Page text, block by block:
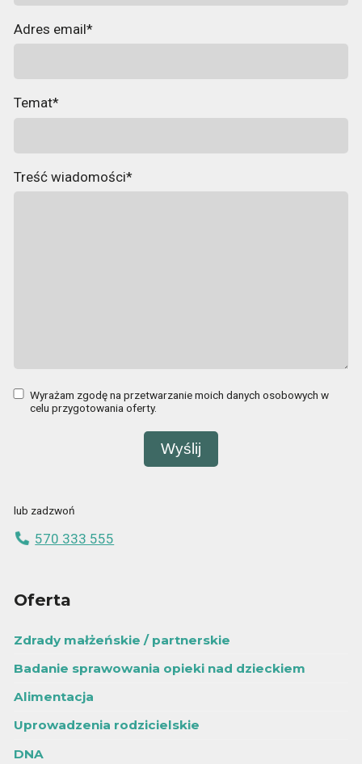
Adres email*
Temat*
Treść wiadomości*
Wyrażam zgodę na przetwarzanie moich danych osobowych w
celu przygotowania oferty.
lub zadzwoń
570 333 555
Oferta
Zdrady małżeńskie / partnerskie
Badanie sprawowania opieki nad dzieckiem
Alimentacja
Uprowadzenia rodzicielskie
DNA